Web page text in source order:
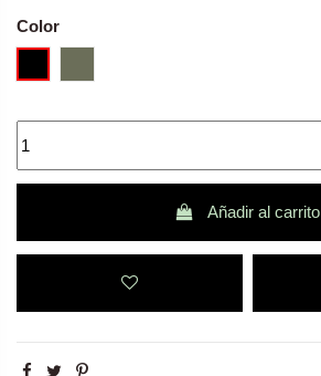
Color
Añadir al carrito